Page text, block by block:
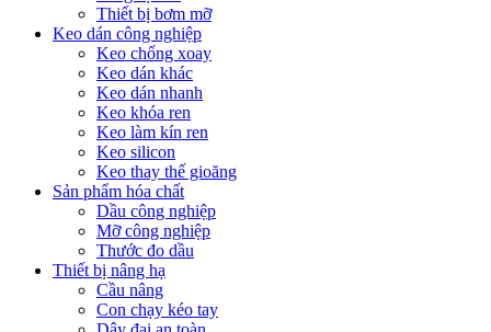
Thiết bị bơm mỡ
Keo dán công nghiệp
Keo chống xoay
Keo dán khác
Keo dán nhanh
Keo khóa ren
Keo làm kín ren
Keo silicon
Keo thay thế gioăng
Sản phẩm hóa chất
Dầu công nghiệp
Mỡ công nghiệp
Thước đo dầu
Thiết bị nâng hạ
Cầu nâng
Con chạy kéo tay